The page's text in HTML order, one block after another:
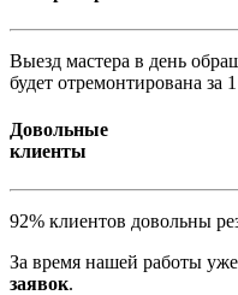
Выезд мастера в день
будет отремонтирована за
Довольные
клиенты
92% клиентов довольны
За время нашей работы
заявок.